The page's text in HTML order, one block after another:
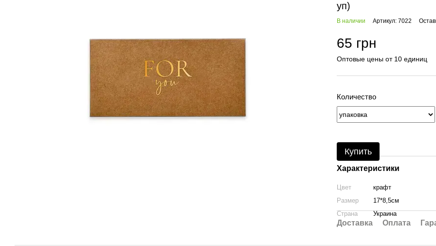
уп)
В наличии Артикул: 7022
65 грн
Оптовые цены от 10 единиц
Количество
Купить
Характеристики
Цвет
крафт
Размер
17*8,5см
Страна
Украина
Доставка Оплата